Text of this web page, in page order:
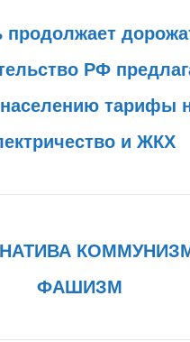
продолжает
РФ
тарифы
и ЖКХ
ФАШИЗМ